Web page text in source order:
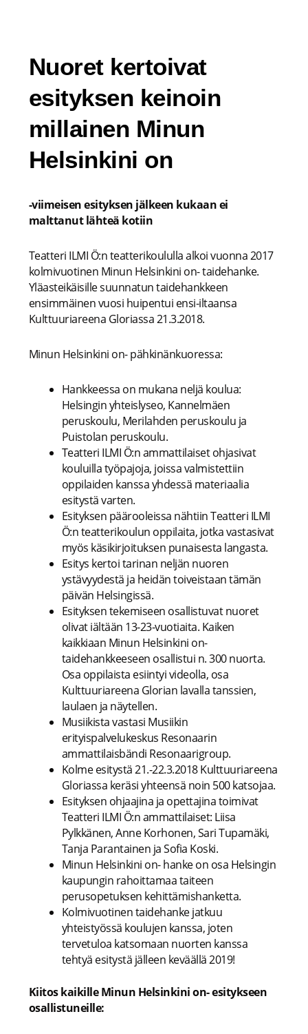
Nuoret kertoivat
esityksen keinoin
millainen Minun
Helsinkini on
-viimeisen esityksen jälkeen kukaan ei
malttanut lähteä kotiin
Teatteri ILMI Ö:n teatterikoululla alkoi vuonna 2017
kolmivuotinen Minun Helsinkini on- taidehanke.
Yläasteikäisille suunnatun taidehankkeen
ensimmäinen vuosi huipentui ensi-iltaansa
Kulttuuriareena Gloriassa 21.3.2018.
Minun Helsinkini on- pähkinänkuoressa:
Hankkeessa on mukana neljä koulua:
Helsingin yhteislyseo, Kannelmäen
peruskoulu, Merilahden peruskoulu ja
Puistolan peruskoulu.
Teatteri ILMI Ö:n ammattilaiset ohjasivat
kouluilla työpajoja, joissa valmistettiin
oppilaiden kanssa yhdessä materiaalia
esitystä varten.
Esityksen päärooleissa nähtiin Teatteri ILMI
Ö:n teatterikoulun oppilaita, jotka vastasivat
myös käsikirjoituksen punaisesta langasta.
Esitys kertoi tarinan neljän nuoren
ystävyydestä ja heidän toiveistaan tämän
päivän Helsingissä.
Esityksen tekemiseen osallistuvat nuoret
olivat iältään 13-23-vuotiaita. Kaiken
kaikkiaan Minun Helsinkini on-
taidehankkeeseen osallistui n. 300 nuorta.
Osa oppilaista esiintyi videolla, osa
Kulttuuriareena Glorian lavalla tanssien,
laulaen ja näytellen.
Musiikista vastasi Musiikin
erityispalvelukeskus Resonaarin
ammattilaisbändi Resonaarigroup.
Kolme esitystä 21.-22.3.2018 Kulttuuriareena
Gloriassa keräsi yhteensä noin 500 katsojaa.
Esityksen ohjaajina ja opettajina toimivat
Teatteri ILMI Ö:n ammattilaiset: Liisa
Pylkkänen, Anne Korhonen, Sari Tupamäki,
Tanja Parantainen ja Sofia Koski.
Minun Helsinkini on- hanke on osa Helsingin
kaupungin rahoittamaa taiteen
perusopetuksen kehittämishanketta.
Kolmivuotinen taidehanke jatkuu
yhteistyössä koulujen kanssa, joten
tervetuloa katsomaan nuorten kanssa
tehtyä esitystä jälleen keväällä 2019!
Kiitos kaikille Minun Helsinkini on- esitykseen
osallistuneille: